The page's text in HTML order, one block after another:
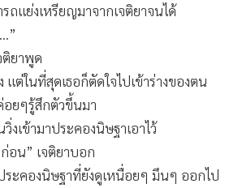
ถแย่งเหรียญมาจากเจติยาจนได้
ติยาพูด
ต่ในที่สุดเธอก็ตัดใจไปเข้าร่างของตน
อยๆรู้สึกตัวขึ้นมา
เข้ามาประคองนิษฐาเอาไว้
อน” เจติยาบอก
ะคองนิษฐาที่ยังดูเหนื่อยๆ มึนๆ ออกไป